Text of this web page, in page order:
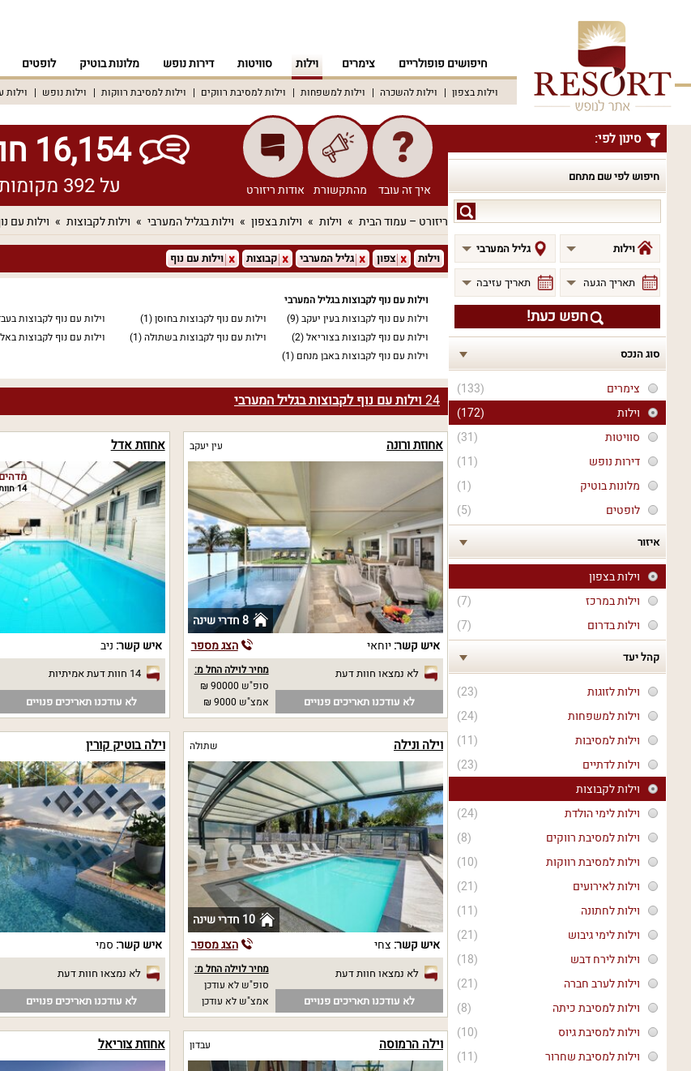
חיפושים פופולריים צימרים וילות סוויטות דירות נופש מלונות בוטיק לופטים
וילות בצפון וילות להשכרה וילות למשפחות וילות למסיבת רווקים וילות למסיבת רווקות וילות נופש וילות
סינון לפי:
חיפוש לפי שם מתחם
לפי
שם
מתחם
וילות גליל המערבי
תאריך הגעה תאריך עזיבה
חפש כעת!
סוג הנכס
(133)
צימרים
(172)
וילות
(31)
סוויטות
(11)
דירות נופש
(1)
מלונות בוטיק
(5)
לופטים
איזור
וילות בצפון
(7)
וילות במרכז
(7)
וילות בדרום
קהל יעד
(23)
וילות לזוגות
(24)
וילות למשפחות
(11)
וילות למסיבות
(23)
וילות לדתיים
וילות לקבוצות
(24)
וילות לימי הולדת
(8)
וילות למסיבת רווקים
(10)
וילות למסיבת רווקות
(21)
וילות לאירועים
(11)
וילות לחתונה
(21)
וילות לימי גיבוש
(18)
וילות לירח דבש
(21)
וילות לערב חברה
(8)
וילות למסיבת כיתה
(10)
וילות למסיבת גיוס
(11)
וילות למסיבת שחרור
איך זה עובד מהתקשורת אודות ריזורט
16,154 חוות דעת אמיתיות!
על 392 מקומות אירוח שונים ברחבי הארץ
ריזורט – עמוד הבית וילות וילות בצפון וילות בגליל המערבי וילות לקבוצות וילות עם
וילות צפון גליל המערבי קבוצות וילות עם נוף
וילות עם נוף לקבוצות בגליל המערבי
וילות עם נוף לקבוצות בעין יעקב(9) וילות עם נוף לקבוצות בחוסן(1) וילות עם נוף לקבוצות
וילות עם נוף לקבוצות בצוריאל(2) וילות עם נוף לקבוצות בשתולה(1) וילות עם נוף לקבוצות
וילות עם נוף לקבוצות באבן מנחם (1)
24וילות עם נוף לקבוצות בגליל המערבי
אחוזת ורונה עין יעקב
8 חדרי שינה
איש קשר:יוחאי הצג מספר
לא נמצאו חוות דעת
לא עודכנו תאריכים פנויים
מחיר לוילה החל מ:
סופ"ש 90000 ₪
אמצ"ש 9000 ₪
אחוזת אדל
14 חוות דעת אמיתיות
איש קשר: ניב
14 חוות דעת אמיתיות
לא עודכנו תאריכים פנויים
וילה ונילה שתולה
10 חדרי שינה
איש קשר: צחי הצג מספר
לא נמצאו חוות דעת
לא עודכנו תאריכים פנויים
מחיר לוילה החל מ:
סופ"ש לא עודכן
אמצ"ש לא עודכן
וילה בוטיק קורין
איש קשר: סמי
לא נמצאו חוות דעת
לא עודכנו תאריכים פנויים
וילה הרמוסה עבדון אחוזת צוריאל